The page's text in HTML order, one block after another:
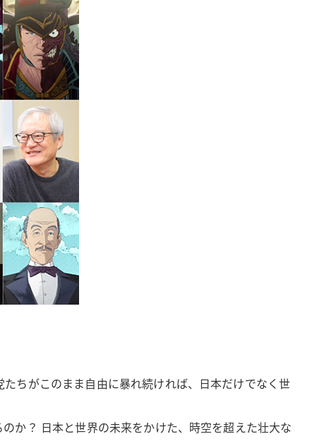
ちがこのまま自由に暴れ続ければ、日本だけでなく世
か？ 日本と世界の未来をかけた、時空を超えた壮大な